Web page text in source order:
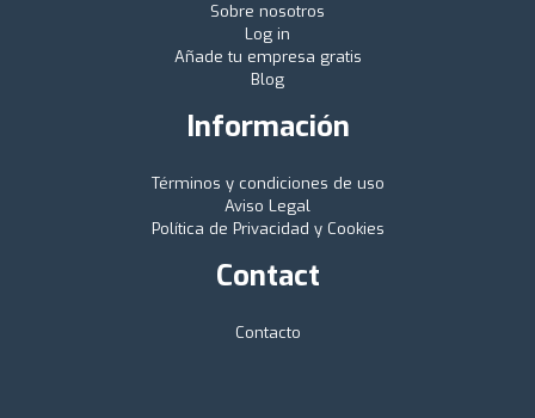
Sobre nosotros
Log in
Añade tu empresa gratis
Blog
Información
Términos y condiciones de uso
Aviso Legal
Política de Privacidad y Cookies
Contact
Contacto